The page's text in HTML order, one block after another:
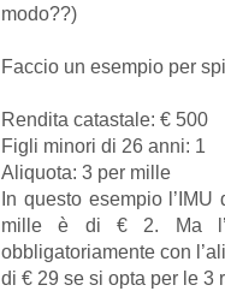
modo??)
Faccio un esempio per
Rendita catastale: € 500
Figli minori di 26 anni: 1
Aliquota: 3 per mille
In questo esempio
mille è di € 2. Ma
obbligatoriamente con
di € 29 se si opta per le 3